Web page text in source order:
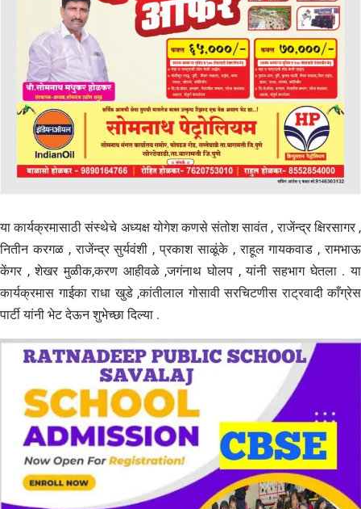
या कार्यक्रमासाठी संस्थेचे अध्यक्ष योगेश कणसे संतोश सावंत , राजेंन्द्र क्षिरसागर ,
नितीन करगळ , राजेंन्द्र सुर्यवंशी , प्रकाश साळूंके , राहूल गायकवाड , रामभाऊ
केंगर , शेखर मुळीक,करण आहीवळे ,जगंनाथ घोलप , यांनी सहभाग घेतला . या
कार्यक्रमास गाईका राधा खुडे ,कांतीलाल गोसावी सरचिटणीस राट्रवादी काँग्रेस
पार्टी यांनी भेट देऊन शुभेच्छा दिल्या .